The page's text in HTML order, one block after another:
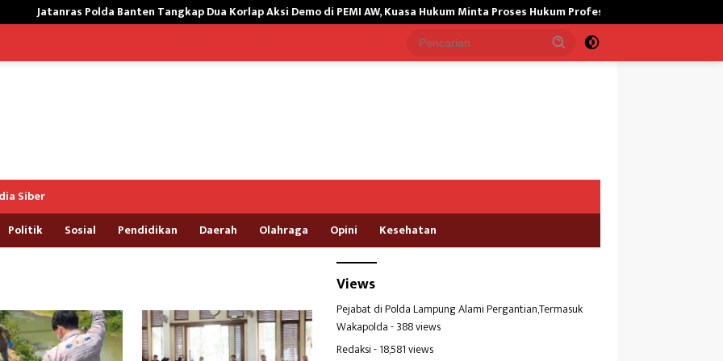
Polda Banten Tangkap Dua Korlap Aksi Demo di PEMI AW, Kuasa Hukum Minta Proses Hukum Profesional
Siber
Politik Sosial Pendidikan Daerah Olahraga Opini Kesehatan
Views
Pejabat di Polda Lampung Alami Pergantian,Termasuk
Wakapolda- 388 views
Redaksi- 18,581 views